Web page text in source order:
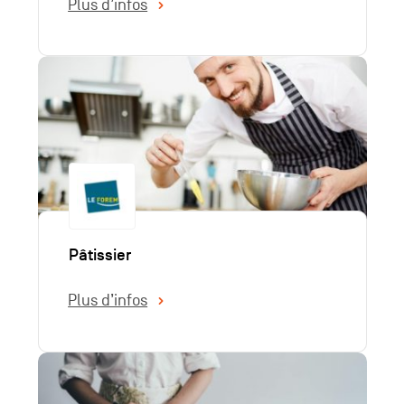
Plus d’infos
Pâtissier
Plus d’infos